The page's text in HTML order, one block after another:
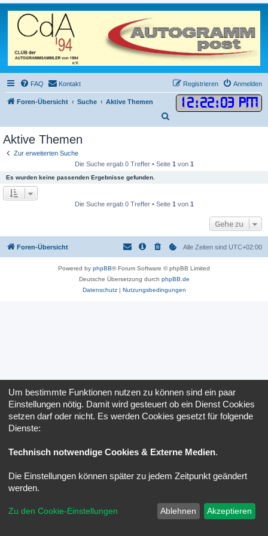
FAQ Kontakt Anmelden
Registrieren
Foren-Übersicht Suche Aktive Themen 12:22:03 PM
Aktive Themen
Zur erweiterten Suche
Die Suche ergab 0 Treffer • Seite 1 von 1
Es wurden keine passenden Ergebnisse gefunden.
Die Suche ergab 0 Treffer • Seite 1 von 1
Gehe zu
Foren-Übersicht Alle Zeiten sind UTC+02:00
Powered by phpBB® Forum Software © phpBB Limited
Deutsche Übersetzung durch phpBB.de
Datenschutz| Nutzungsbedingungen
Um bestimmte Funktionen nutzen zu können sind ein paar
Einstellungen nötig. Damit wird gesteuert ob ein Dienst Cookies
setzen darf oder nicht. Es werden Cookies gesetzt für folgende
Dienste:
Technisch notwendige Cookies & Externe Medien.
Die Einstellungen können später zu jedem Zeitpunkt geändert
werden.
Zu den Cookie-Einstellungen Ablehnen Akzeptieren